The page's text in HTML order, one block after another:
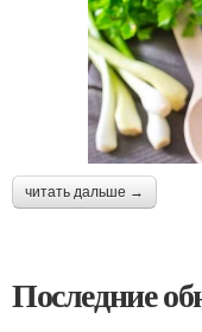
читать дальше →
Последние